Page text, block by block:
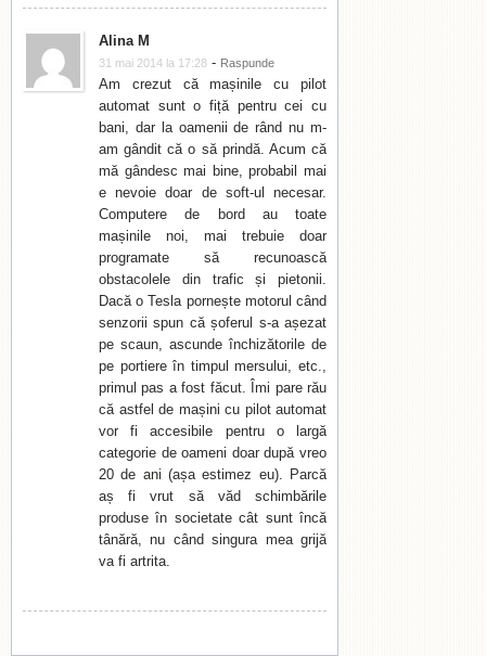
Alina M
31 mai 2014 la 17:28 - Raspunde
Am crezut că mașinile cu pilot
automat sunt o fiță pentru cei cu
bani, dar la oamenii de rând nu m-
am gândit că o să prindă. Acum că
mă gândesc mai bine, probabil mai
e nevoie doar de soft-ul necesar.
Computere de bord au toate
mașinile noi, mai trebuie doar
programate să recunoască
obstacolele din trafic și pietonii.
Dacă o Tesla pornește motorul când
senzorii spun că șoferul s-a așezat
pe scaun, ascunde închizătorile de
pe portiere în timpul mersului, etc.,
primul pas a fost făcut. Îmi pare rău
că astfel de mașini cu pilot automat
vor fi accesibile pentru o largă
categorie de oameni doar după vreo
20 de ani (așa estimez eu). Parcă
aș fi vrut să văd schimbările
produse în societate cât sunt încă
tânără, nu când singura mea grijă
va fi artrita.